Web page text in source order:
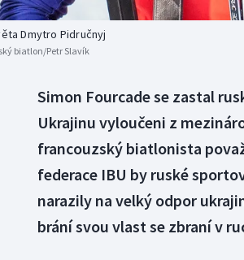
Dmytro Pidručnyj
biatlon/Petr Slavík
Simon Fourcade se zastal
Ukrajinu vyloučeni z
francouzský biatlonista
federace IBU by ruské
narazily na velký odpor
brání svou vlast se zbraní v